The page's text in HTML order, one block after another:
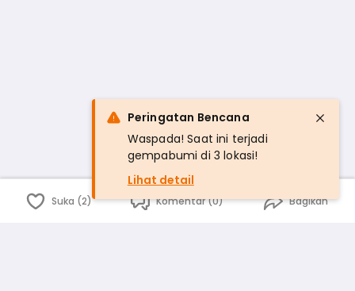
Suka (2) Komentar (0) Bagikan
Peringatan Bencana
Waspada! Saat ini terjadi
gempabumi di 3 lokasi!
Lihat detail